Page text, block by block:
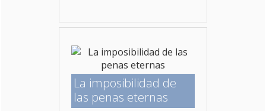
La imposibilidad de
las penas eternas